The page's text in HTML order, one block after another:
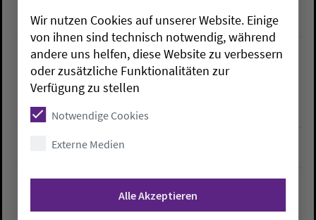
E-MAIL vorstand@ejo.de
ANSPRECHPERSON
Vorstand der
Evangelischen Jugend
KARTE
Wir nutzen Cookies auf unserer Website. Einige
von ihnen sind technisch notwendig, während
andere uns helfen, diese Website zu verbessern
oder zusätzliche Funktionalitäten zur
Verfügung zu stellen
Notwendige Cookies
Externe Medien
Alle Akzeptieren